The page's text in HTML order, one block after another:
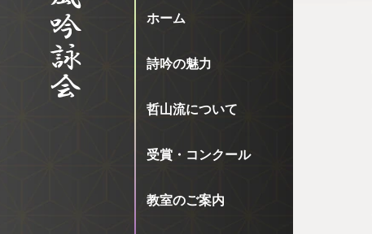
ホーム
詩吟の魅力
哲山流について
受賞・コンクール
教室のご案内